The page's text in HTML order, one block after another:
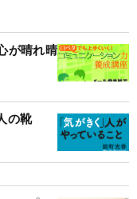
が晴れ晴
の靴